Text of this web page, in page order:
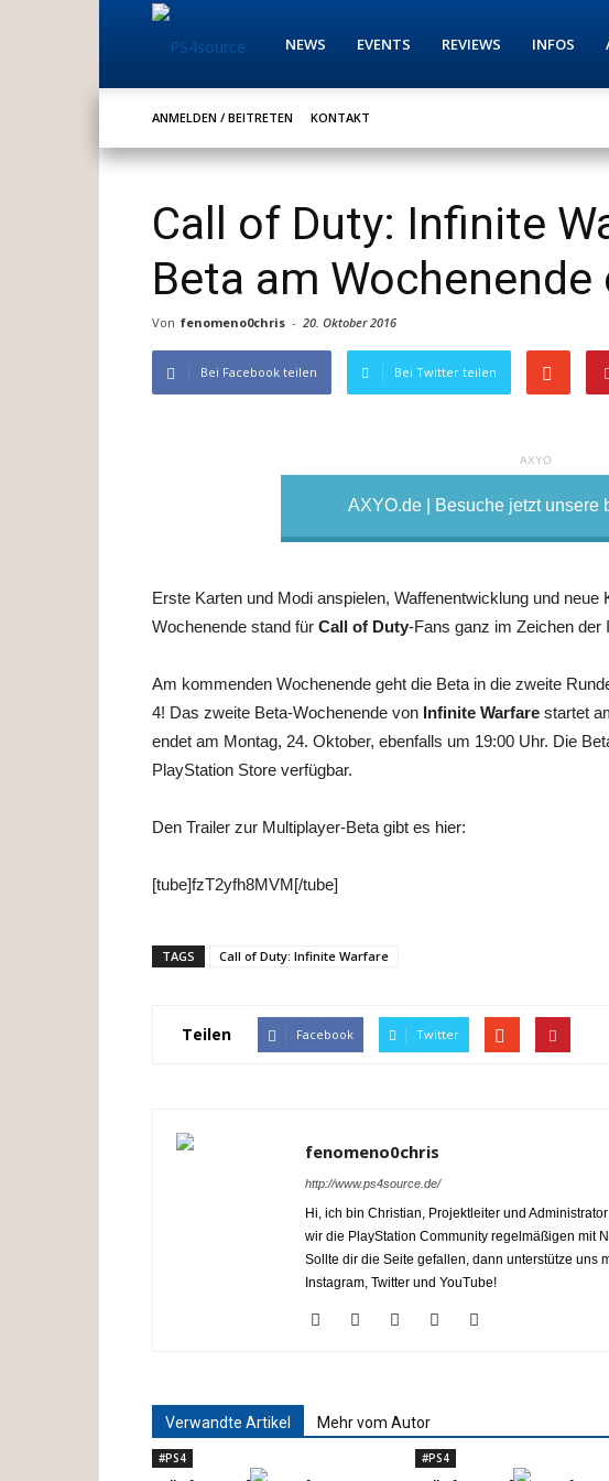
PS4source
NEWS EVENTS REVIEWS INFOS
ANMELDEN / BEITRETEN KONTAKT
Call of Duty: Infinite
Beta am
Von fenomeno0chris - 20. Oktober 2016
Bei Facebook teilen Bei Twitter teilen
AXYO
AXYO.de | Besuche jetzt unsere
Erste Karten und Modi anspielen, Waffenentwicklung und
Wochenende stand für Call of Duty-Fans ganz im Zeichen der
Am kommenden Wochenende geht die Beta in die zweite
4! Das zweite Beta-Wochenende von Infinite Warfare startet
endet am Montag, 24. Oktober, ebenfalls um 19:00 Uhr. Die
PlayStation Store verfügbar.
Den Trailer zur Multiplayer-Beta gibt es hier:
[tube]fzT2yfh8MVM[/tube]
TAGS Call of Duty: Infinite Warfare
Teilen Facebook Twitter
fenomeno0chris
http://www.ps4source.de/
Hi, ich bin Christian, Projektleiter und
wir die PlayStation Community regelmäßigen mit
Sollte dir die Seite gefallen, dann unterstütze uns
Instagram, Twitter und YouTube!
Verwandte Artikel Mehr vom Autor
#PS4 #PS4